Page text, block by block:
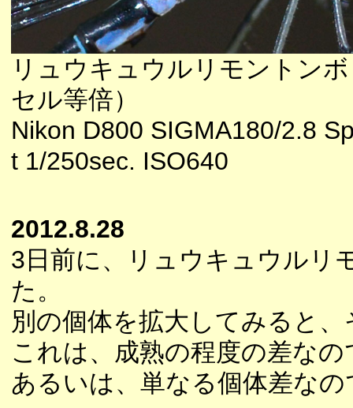
リュウキュウルリモントン
セル等倍）
Nikon D800 SIGMA180/2.8
t 1/250sec. ISO640
2012.8.28
3日前に、リュウキュウルリ
た。
別の個体を拡大してみると
これは、成熟の程度の差な
あるいは、単なる個体差な